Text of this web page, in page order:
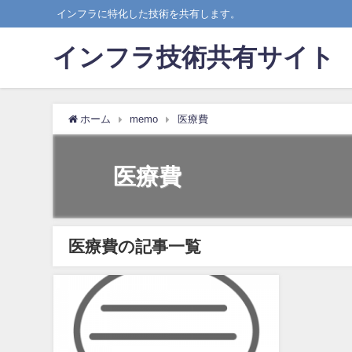
インフラに特化した技術を共有します。
インフラ技術共有サイト
ホーム memo 医療費
医療費
医療費の記事一覧